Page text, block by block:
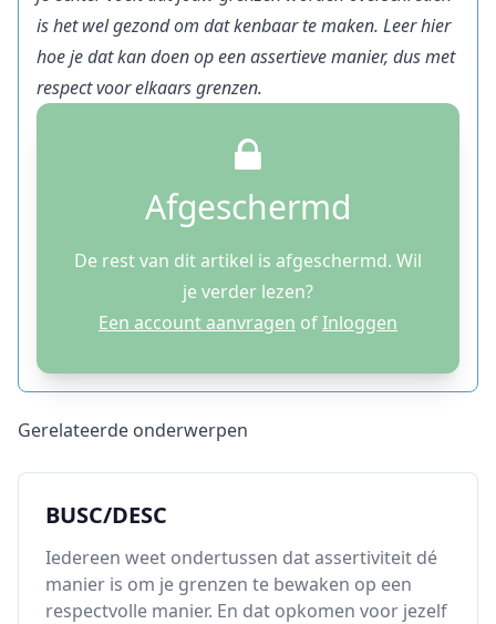
is het wel gezond om dat kenbaar te maken. Leer hier
hoe je dat kan doen op een assertieve manier, dus met
respect voor elkaars grenzen.
Afgeschermd
De rest van dit artikel is afgeschermd. Wil
je verder lezen?
Een account aanvragen ofInloggen
Gerelateerde onderwerpen
BUSC/DESC
Iedereen weet ondertussen dat assertiviteit dé
manier is om je grenzen te bewaken op een
respectvolle manier. En dat opkomen voor jezelf